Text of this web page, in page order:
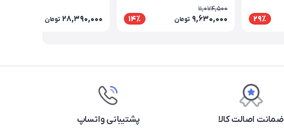
29٪
11,074,500
9,630,000 تومان 14٪ 28,390,000 تومان
ضمانت اصالت کالا پشتیبانی واتساپ